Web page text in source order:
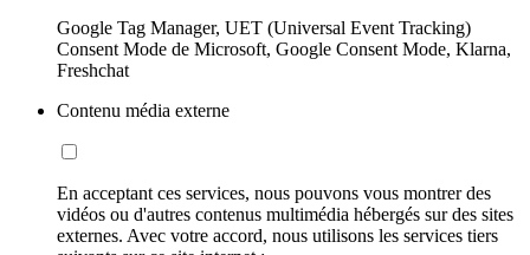
Google Tag Manager, UET (Universal Event Tracking)
Consent Mode de Microsoft, Google Consent Mode, Klarna,
Freshchat
Contenu média externe
En acceptant ces services, nous pouvons vous montrer des
vidéos ou d'autres contenus multimédia hébergés sur des sites
externes. Avec votre accord, nous utilisons les services tiers